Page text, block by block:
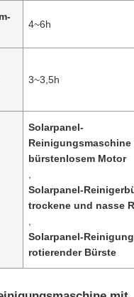
4~6h
3~3,5h
Solarpanel-
Reinigungsmaschine
bürstenlosem Motor
Solarpanel-
trockene und nasse
Solarpanel-
rotierender Bürste